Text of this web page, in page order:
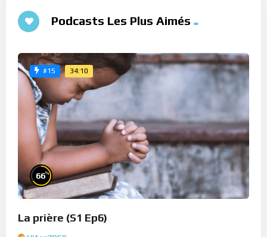
Podcasts Les Plus Aimés
#15 34:10
66%
La prière (S1 Ep6)